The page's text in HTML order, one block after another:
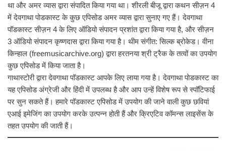
था और अमर व्यास द्वारा संपादित किया गया था। शीरली बीजू द्वारा कथन सीज़न 4
में देवगाथा पोडकास्ट के कुछ एपिसोड अमर व्यास द्वारा सुनाए गए हैं। देवगाथा
पॉडकास्ट सीज़न 4 के लिए ऑडियो संपादन प्रशांत द्वारा किया गया है, और सीज़न
3 ऑडियो संपादन कृष्णदास द्वारा किया गया है। थीम संगीत: सिल्क ब्रोकेड। वीना
किन्हाल (freemusicarchive.org) द्वारा हरतनया श्री ट्रैक के तत्वों का उपयोग
कुछ एपिसोड में किया जाता है।
गाथास्टोरी द्वारा देवगाथा पॉडकास्ट आपके लिए लाया गया है। देवगाथा पोडकास्ट का
यह एपिसोड अंग्रेजी और हिंदी में उपलब्ध है और आप उन्हें विशेष रूप से स्पॉटिफाई
पर सुन सकते हैं। हमारे पॉडकास्ट एपिसोड में उपयोग की जाने वाली कुछ छवियां
एआई इमेजिंग का उपयोग करके उत्पन्न होती हैं और क्रिएटिव कॉमन्स लाइसेंस के
तहत उपयोग की जाती हैं।